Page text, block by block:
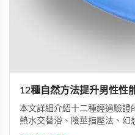
12種自然方法提升男性性
本文詳細介紹十二種經過驗證
熱水交替浴、陰莖指壓法、幻